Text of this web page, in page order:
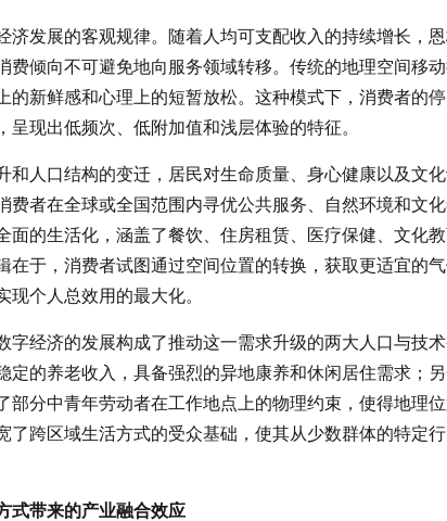
济发展的客观规律。随着人均可支配收入的持续增长，
费倾向不可避免地向服务领域转移。传统的地理空间移
的新鲜感和心理上的短暂放松。这种模式下，消费者的
呈现出低频次、低附加值和浅层体验的特征。
和人口结构的变迁，居民对生命质量、身心健康以及文
费者在全球或全国范围内寻优公共服务、自然环境和文
面的生活化，涵盖了餐饮、住房租赁、医疗保健、文化
在于，消费者试图通过空间位置的转换，获取更适宜的
个人总效用的最大化。
字经济的发展构成了推动这一需求升级的两大人口与技
定的养老收入，具备强烈的异地康养和休闲居住需求；
部分中青年劳动者在工作地点上的物理约束，使得地理
了跨区域生活方式的受众基础，使其从少数群体的特定
式带来的产业融合效应